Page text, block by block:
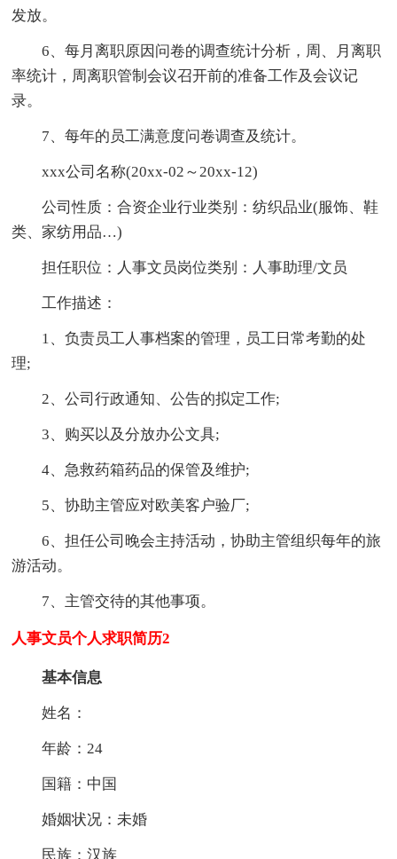
发放。
6、每月离职原因问卷的调查统计分析，周、月离职
率统计，周离职管制会议召开前的准备工作及会议记
录。
7、每年的员工满意度问卷调查及统计。
xxx公司名称(20xx-02～20xx-12)
公司性质：合资企业行业类别：纺织品业(服饰、鞋
类、家纺用品…)
担任职位：人事文员岗位类别：人事助理/文员
工作描述：
1、负责员工人事档案的管理，员工日常考勤的处
理;
2、公司行政通知、公告的拟定工作;
3、购买以及分放办公文具;
4、急救药箱药品的保管及维护;
5、协助主管应对欧美客户验厂;
6、担任公司晚会主持活动，协助主管组织每年的旅
游活动。
7、主管交待的其他事项。
人事文员个人求职简历2
基本信息
姓名：
年龄：24
国籍：中国
婚姻状况：未婚
民族：汉族